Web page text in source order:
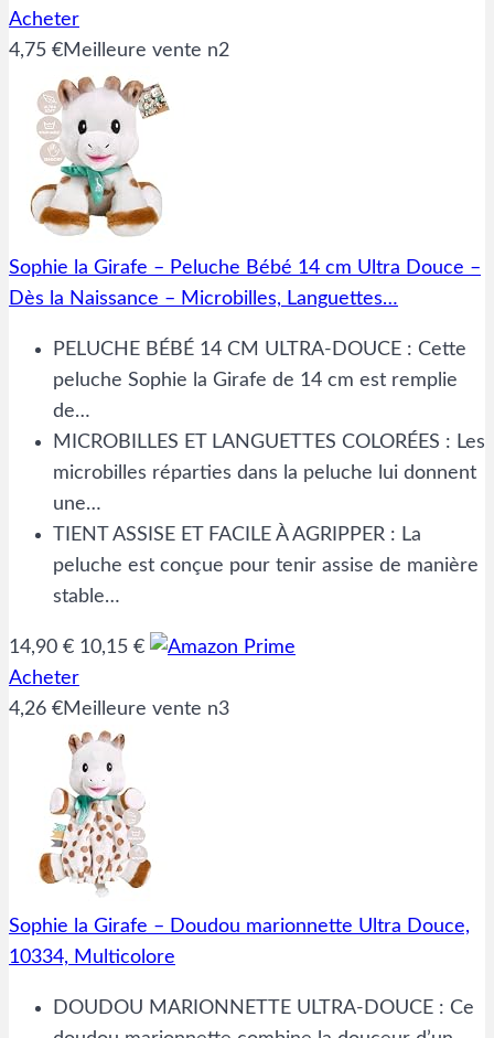
Acheter
4,75 €Meilleure vente n2
Sophie la Girafe – Peluche Bébé 14 cm Ultra Douce –
Dès la Naissance – Microbilles, Languettes…
PELUCHE BÉBÉ 14 CM ULTRA-DOUCE : Cette
peluche Sophie la Girafe de 14 cm est remplie
de…
MICROBILLES ET LANGUETTES COLORÉES : Les
microbilles réparties dans la peluche lui donnent
une…
TIENT ASSISE ET FACILE À AGRIPPER : La
peluche est conçue pour tenir assise de manière
stable…
14,90 € 10,15 €
Acheter
4,26 €Meilleure vente n3
Sophie la Girafe – Doudou marionnette Ultra Douce,
10334, Multicolore
DOUDOU MARIONNETTE ULTRA-DOUCE : Ce